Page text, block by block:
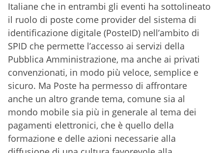
Italiane che in entrambi gli eventi ha sottolineato
il ruolo di poste come provider del sistema di
identificazione digitale (PosteID) nell’ambito di
SPID che permette l’accesso ai servizi della
Pubblica Amministrazione, ma anche ai privati
convenzionati, in modo più veloce, semplice e
sicuro. Ma Poste ha permesso di affrontare
anche un altro grande tema, comune sia al
mondo mobile sia più in generale al tema dei
pagamenti elettronici, che è quello della
formazione e delle azioni necessarie alla